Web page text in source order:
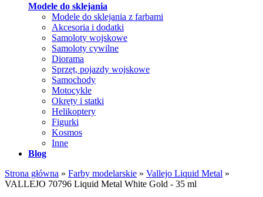
Modele do sklejania
Modele do sklejania z farbami
Akcesoria i dodatki
Samoloty wojskowe
Samoloty cywilne
Diorama
Sprzęt, pojazdy wojskowe
Samochody
Motocykle
Okręty i statki
Helikoptery
Figurki
Kosmos
Inne
Blog
Strona główna » Farby modelarskie » Vallejo Liquid Metal »
VALLEJO 70796 Liquid Metal White Gold - 35 ml